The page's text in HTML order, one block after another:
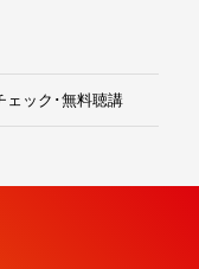
ェック･無料聴講